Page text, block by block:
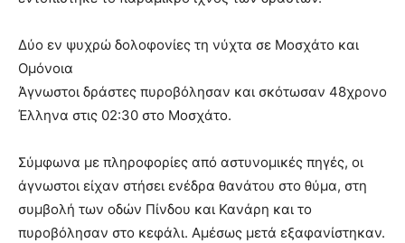
Δύο εν ψυχρώ δολοφονίες τη νύχτα σε Μοσχάτο και
Ομόνοια
Άγνωστοι δράστες πυροβόλησαν και σκότωσαν 48χρονο
Έλληνα στις 02:30 στο Μοσχάτο.
Σύμφωνα με πληροφορίες από αστυνομικές πηγές, οι
άγνωστοι είχαν στήσει ενέδρα θανάτου στο θύμα, στη
συμβολή των οδών Πίνδου και Κανάρη και το
πυροβόλησαν στο κεφάλι. Αμέσως μετά εξαφανίστηκαν.